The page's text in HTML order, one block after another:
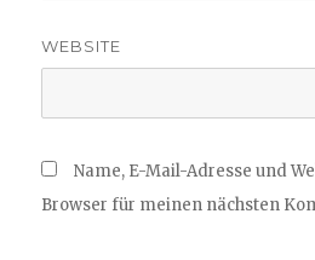
WEBSITE
Name, E-Mail-Adresse und
Browser für meinen nächsten